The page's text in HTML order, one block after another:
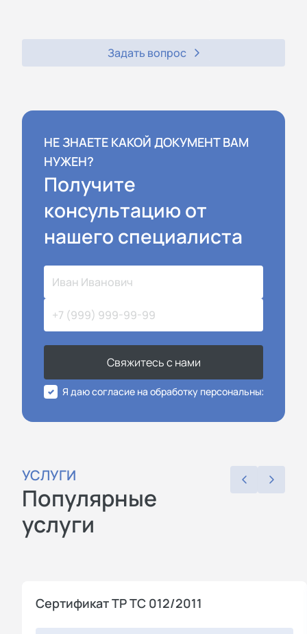
Задать вопрос
НЕ ЗНАЕТЕ КАКОЙ ДОКУМЕНТ ВАМ
НУЖЕН?
Получите
консультацию от
нашего специалиста
Свяжитесь с нами
Я даю согласие на обработку персональных
УСЛУГИ
Популярные
услуги
Сертификат ТР ТС 012/2011